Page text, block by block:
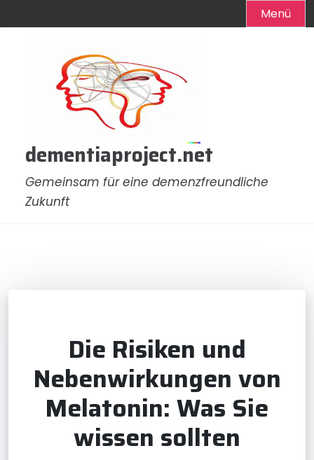
Menü
dementiaproject.net
Gemeinsam für eine demenzfreundliche
Zukunft
Die Risiken und
Nebenwirkungen von
Melatonin: Was Sie
wissen sollten